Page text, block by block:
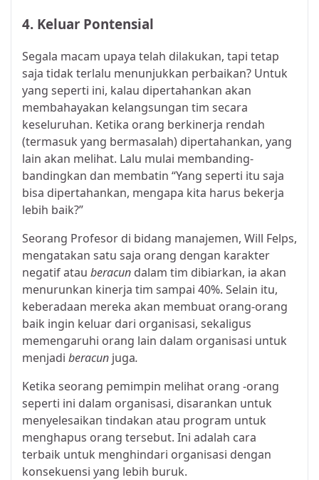
4. Keluar Pontensial
Segala macam upaya telah dilakukan, tapi tetap
saja tidak terlalu menunjukkan perbaikan? Untuk
yang seperti ini, kalau dipertahankan akan
membahayakan kelangsungan tim secara
keseluruhan. Ketika orang berkinerja rendah
(termasuk yang bermasalah) dipertahankan, yang
lain akan melihat. Lalu mulai membanding-
bandingkan dan membatin “Yang seperti itu saja
bisa dipertahankan, mengapa kita harus bekerja
lebih baik?”
Seorang Profesor di bidang manajemen, Will Felps,
mengatakan satu saja orang dengan karakter
negatif atau beracun dalam tim dibiarkan, ia akan
menurunkan kinerja tim sampai 40%. Selain itu,
keberadaan mereka akan membuat orang-orang
baik ingin keluar dari organisasi, sekaligus
memengaruhi orang lain dalam organisasi untuk
menjadi beracun juga.
Ketika seorang pemimpin melihat orang -orang
seperti ini dalam organisasi, disarankan untuk
menyelesaikan tindakan atau program untuk
menghapus orang tersebut. Ini adalah cara
terbaik untuk menghindari organisasi dengan
konsekuensi yang lebih buruk.